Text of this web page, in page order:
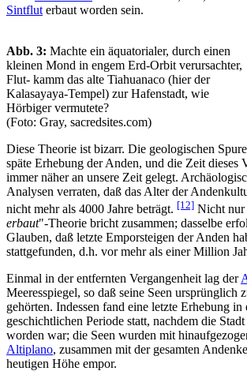
Sintflut erbaut worden sein.
Abb. 3: Machte ein äquatorialer, durch einen
kleinen Mond in engem Erd-Orbit verursachter,
Flut- kamm das alte Tiahuanaco (hier der
Kalasayaya-Tempel) zur Hafenstadt, wie
Hörbiger vermutete?
(Foto: Gray, sacredsites.com)
Diese Theorie ist bizarr. Die geologischen
späte Erhebung der Anden, und die Zeit dieses
immer näher an unsere Zeit gelegt.
Analysen verraten, daß das Alter der
nicht mehr als 4000 Jahre beträgt. [12] Nicht nur
erbaut"-Theorie bricht zusammen; dasselbe
Glauben, daß letzte Emporsteigen der Anden
stattgefunden, d.h. vor mehr als einer Million
Einmal in der entfernten Vergangenheit lag der
Meeresspiegel, so daß seine Seen ursprünglich
gehörten. Indessen fand eine letzte Erhebung in
geschichtlichen Periode statt, nachdem die Stadt
worden war; die Seen wurden mit
Altiplano, zusammen mit der gesamten
heutigen Höhe empor.